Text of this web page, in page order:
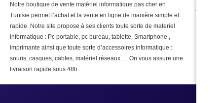
Notre boutique de vente matériel informatique pas cher en
Tunisie permet l’achat et la vente en ligne de manière simple et
rapide. Notre site propose à ses clients toute sorte de materiel
informatique : Pc portable, pc bureau, tablette, Smartphone ,
imprimante ainsi que toute sorte d’accessoires informatique :
souris, casques, cables, matériel réseaux … On vous assure une
livraison rapide sous 48h .